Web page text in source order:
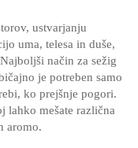
ustvarjanju
uma, telesa in duše,
način za sežig
je potreben samo
ko prejšnje pogori.
lahko mešate različna
aromo.